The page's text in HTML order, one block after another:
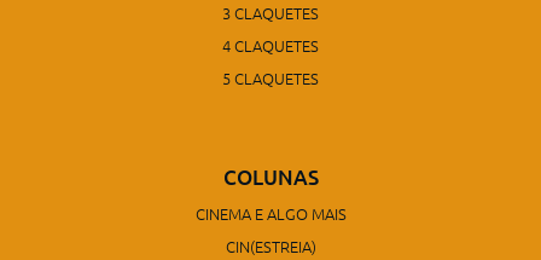
3 CLAQUETES
4 CLAQUETES
5 CLAQUETES
COLUNAS
CINEMA E ALGO MAIS
CIN(ESTREIA)